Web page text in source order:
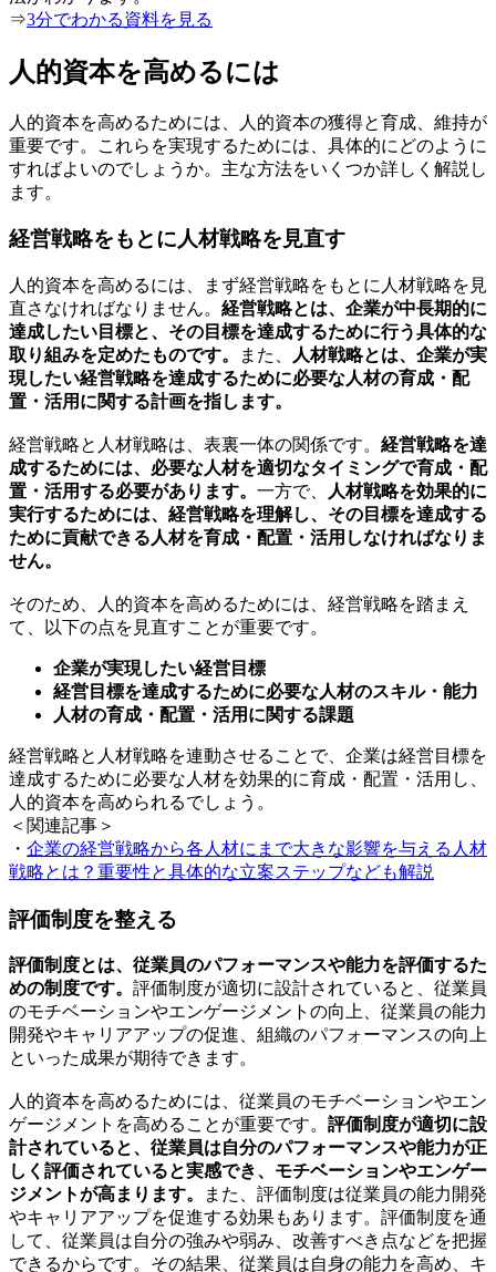
⇒3分でわかる資料を見る
人的資本を高めるには
人的資本を高めるためには、人的資本の獲得と育成、維持が
重要です。これらを実現するためには、具体的にどのように
すればよいのでしょうか。主な方法をいくつか詳しく解説し
ます。
経営戦略をもとに人材戦略を見直す
人的資本を高めるには、まず経営戦略をもとに人材戦略を見
直さなければなりません。 経営戦略とは、企業が中長期的に
達成したい目標と、その目標を達成するために行う具体的な
取り組みを定めたものです。
また、
人材戦略とは、企業が実
現したい経営戦略を達成するために必要な人材の育成・配
置・活用に関する計画を指します。
経営戦略と人材戦略は、表裏一体の関係です。 経営戦略を達
成するためには、必要な人材を適切なタイミングで育成・配
置・活用する必要があります。 一方で、
人材戦略を効果的に
実行するためには、経営戦略を理解し、その目標を達成する
ために貢献できる人材を育成・配置・活用しなければなりま
せん。
そのため、人的資本を高めるためには、経営戦略を踏まえ
て、以下の点を見直すことが重要です。
企業が実現したい経営目標
経営目標を達成するために必要な人材のスキル・能力
人材の育成・配置・活用に関する課題
経営戦略と人材戦略を連動させることで、企業は経営目標を
達成するために必要な人材を効果的に育成・配置・活用し、
人的資本を高められるでしょう。
＜関連記事＞
・ 企業の経営戦略から各人材にまで大きな影響を与える人材
戦略とは？重要性と具体的な立案ステップなども解説
評価制度を整える
評価制度とは、従業員のパフォーマンスや能力を評価するた
めの制度です。 評価制度が適切に設計されていると、従業員
のモチベーションやエンゲージメントの向上、従業員の能力
開発やキャリアアップの促進、組織のパフォーマンスの向上
といった成果が期待できます。
人的資本を高めるためには、従業員のモチベーションやエン
ゲージメントを高めることが重要です。 評価制度が適切に設
計されていると、従業員は自分のパフォーマンスや能力が正
しく評価されていると実感でき、モチベーションやエンゲー
ジメントが高まります。
また、評価制度は従業員の能力開発
やキャリアアップを促進する効果もあります。評価制度を通
して、従業員は自分の強みや弱み、改善すべき点などを把握
できるからです。その結果、従業員は自身の能力を高め、キ